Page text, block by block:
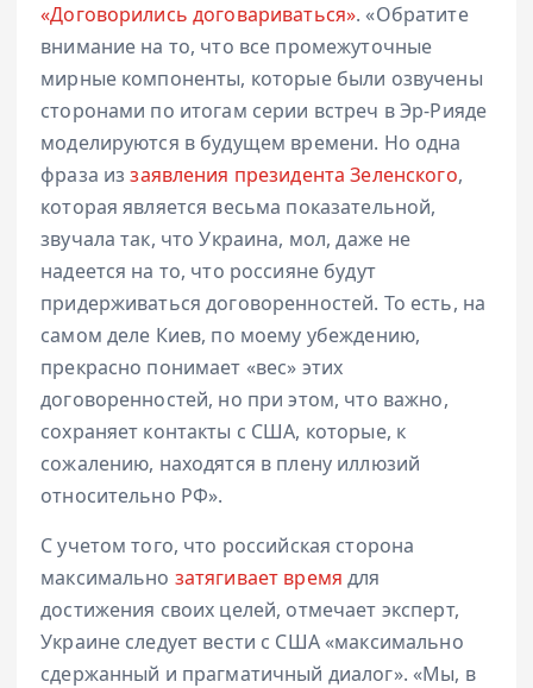
«Договорились договариваться». «Обратите
внимание на то, что все промежуточные
мирные компоненты, которые были озвучены
сторонами по итогам серии встреч в Эр-Рияде
моделируются в будущем времени. Но одна
фраза иззаявления президента Зеленского,
которая является весьма показательной,
звучала так, что Украина, мол, даже не
надеется на то, что россияне будут
придерживаться договоренностей. То есть, на
самом деле Киев, по моему убеждению,
прекрасно понимает «вес» этих
договоренностей, но при этом, что важно,
сохраняет контакты с США, которые, к
сожалению, находятся в плену иллюзий
относительно РФ».
С учетом того, что российская сторона
максимально затягивает время для
достижения своих целей, отмечает эксперт,
Украине следует вести с США «максимально
сдержанный и прагматичный диалог». «Мы, в